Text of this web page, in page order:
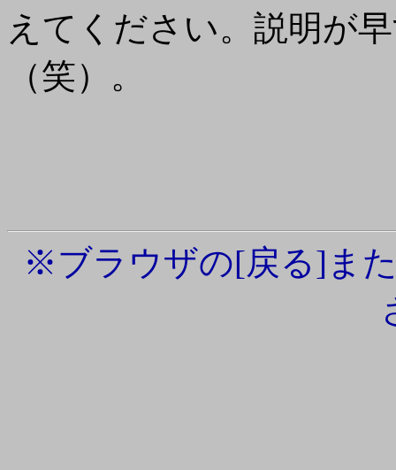
えてください。説明が
（笑）。
※ブラウザの[戻る]ま